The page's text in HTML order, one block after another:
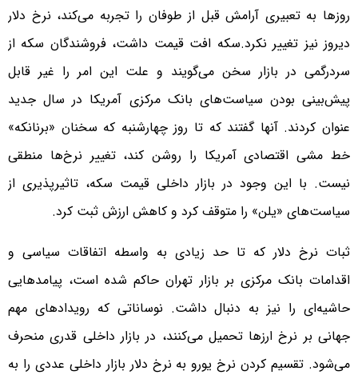
روزها به تعبیری آرامش قبل از طوفان را تجربه می‌کند، نرخ دلار
دیروز نیز تغییر نکرد.سکه افت قیمت داشت، فروشندگان سکه از
سردرگمی در بازار سخن می‌گویند و علت این امر را غیر قابل
پیش‌بینی بودن سیاست‌های بانک مرکزی آمریکا در سال جدید
عنوان کردند. آنها گفتند که تا روز چهارشنبه که سخنان «برنانکه»
خط مشی اقتصادی آمریکا را روشن کند، تغییر نرخ‌ها منطقی
نیست. با این وجود در بازار داخلی قیمت سکه، تاثیرپذیری از
سیاست‌های «یلن» را متوقف کرد و کاهش ارزش ثبت کرد.
ثبات نرخ دلار که تا حد زیادی به واسطه اتفاقات سیاسی و
اقدامات بانک مرکزی بر بازار تهران حاکم شده است، پیامد‌هایی
حاشیه‌ای را نیز به دنبال داشت. نوساناتی که رویدادهای مهم
جهانی بر نرخ ارزها تحمیل می‌کنند، در بازار داخلی قدری منحرف
می‌شود. تقسیم کردن نرخ یورو به نرخ دلار بازار داخلی عددی را به